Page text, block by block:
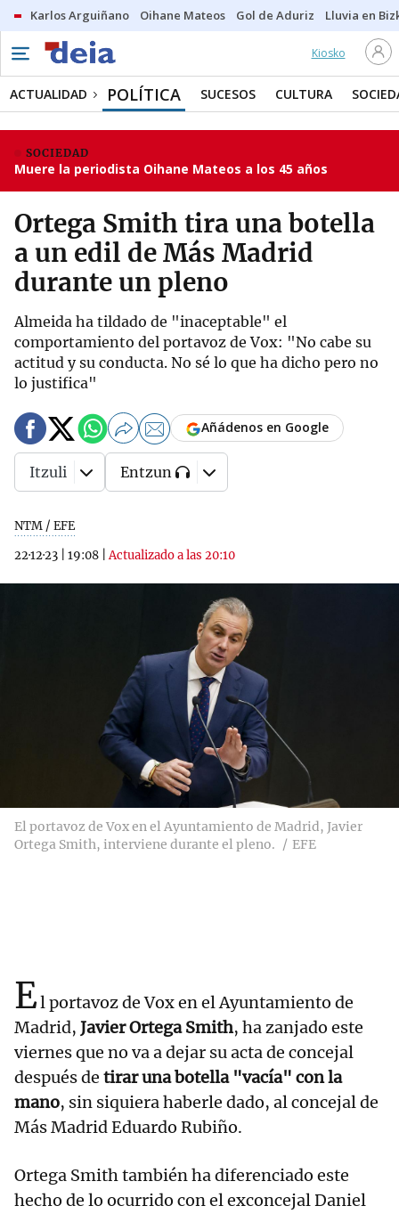
Karlos Arguiñano Oihane Mateos Gol de Aduriz Lluvia en
Kiosko
ACTUALIDAD POLÍTICA SUCESOS CULTURA
SOCIEDAD
Muere la periodista Oihane Mateos a los 45 años
Ortega Smith tira una botella
a un edil de Más Madrid
durante un pleno
Almeida ha tildado de "inaceptable" el
comportamiento del portavoz de Vox: "No cabe su
actitud y su conducta. No sé lo que ha dicho pero no
lo justifica"
NTM / EFE
22·12·23
19:08 |Actualizado a las 20:10
Añádenos en Google
Itzuli Entzun
El portavoz de Vox en el Ayuntamiento de Madrid, Javier
Ortega Smith, interviene durante el pleno.
EFE
El portavoz de Vox en el Ayuntamiento de
Madrid, Javier Ortega Smith, ha zanjado este
viernes que no va a dejar su acta de concejal
después de tirar una botella "vacía" con la
mano, sin siquiera haberle dado, al concejal de
Más Madrid Eduardo Rubiño.
Ortega Smith también ha diferenciado este
hecho de lo ocurrido con el exconcejal Daniel